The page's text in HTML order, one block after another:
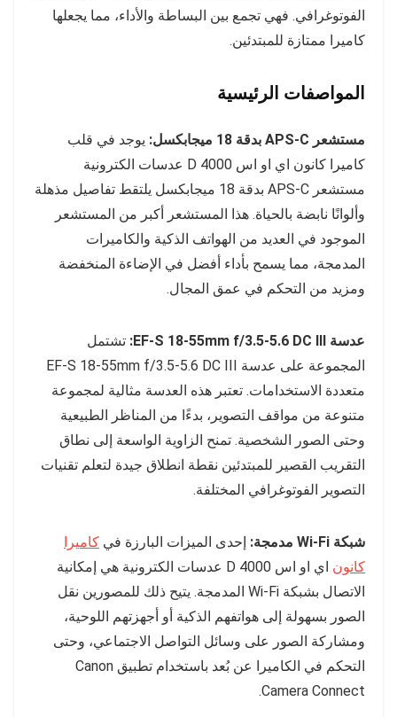
الفوتوغرافي. فهي تجمع بين البساطة والأداء، مما يجعلها
كاميرا ممتازة للمبتدئين.
المواصفات الرئيسية
مستشعر APS-C بدقة 18 ميجابكسل:
يوجد في قلب
كاميرا كانون اي او اس 4000 D عدسات الكترونية
مستشعر APS-C بدقة 18 ميجابكسل يلتقط تفاصيل مذهلة
وألوانًا نابضة بالحياة. هذا المستشعر أكبر من المستشعر
الموجود في العديد من الهواتف الذكية والكاميرات
المدمجة، مما يسمح بأداء أفضل في الإضاءة المنخفضة
ومزيد من التحكم في عمق المجال.
عدسة EF-S 18-55mm f/3.5-5.6 DC III:
تشتمل
المجموعة على عدسة EF-S 18-55mm f/3.5-5.6 DC III
متعددة الاستخدامات. تعتبر هذه العدسة مثالية لمجموعة
متنوعة من مواقف التصوير، بدءًا من المناظر الطبيعية
وحتى الصور الشخصية. تمنح الزاوية الواسعة إلى نطاق
التقريب القصير للمبتدئين نقطة انطلاق جيدة لتعلم تقنيات
التصوير الفوتوغرافي المختلفة.
شبكة Wi-Fi مدمجة: إحدى الميزات البارزة في كاميرا
كانون
اي او اس 4000 D عدسات الكترونية هي إمكانية
الاتصال بشبكة Wi-Fi المدمجة. يتيح ذلك للمصورين نقل
الصور بسهولة إلى هواتفهم الذكية أو أجهزتهم اللوحية،
ومشاركة الصور على وسائل التواصل الاجتماعي، وحتى
التحكم في الكاميرا عن بُعد باستخدام تطبيق Canon
Camera Connect.